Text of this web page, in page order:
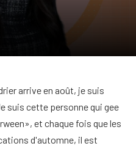
arrive en août, je suis
suis cette personne qui gee
et chaque fois que les
d'automne, il est